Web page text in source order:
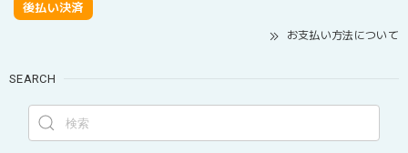
後払い決済
お支払い方法について
SEARCH